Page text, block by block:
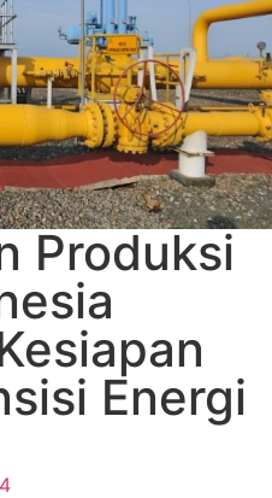
Produksi
Energi